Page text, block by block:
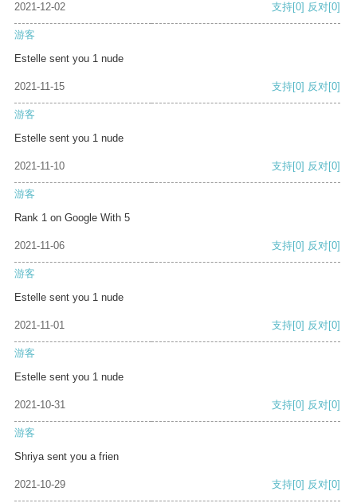
2021-12-02 支持[0] 反对[0]
游客
Estelle sent you 1 nude
2021-11-15 支持[0] 反对[0]
游客
Estelle sent you 1 nude
2021-11-10 支持[0] 反对[0]
游客
Rank 1 on Google With 5
2021-11-06 支持[0] 反对[0]
游客
Estelle sent you 1 nude
2021-11-01 支持[0] 反对[0]
游客
Estelle sent you 1 nude
2021-10-31 支持[0] 反对[0]
游客
Shriya sent you a frien
2021-10-29 支持[0] 反对[0]